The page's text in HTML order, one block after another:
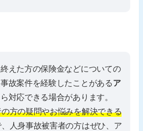
えた方の保険金などについての
故案件を経験したことがあるア
対応できる場合があります。
方の疑問やお悩みを解決できる
人身事故被害者の方はぜひ、ア